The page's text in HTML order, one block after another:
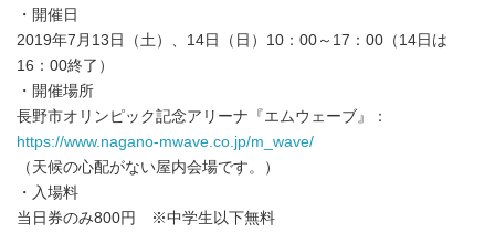
・開催日
2019年7月13日（土）、14日（日）10：00～17：00（14日は
16：00終了）
・開催場所
長野市オリンピック記念アリーナ『エムウェーブ』：
https://www.nagano-mwave.co.jp/m_wave/
（天候の心配がない屋内会場です。）
・入場料
当日券のみ800円 ※中学生以下無料